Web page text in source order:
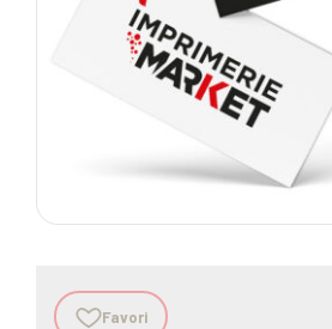
Favori